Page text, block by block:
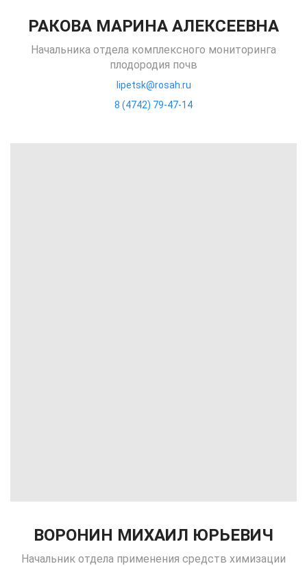
РАКОВА МАРИНА АЛЕКСЕЕВНА
Начальника отдела комплексного мониторинга
плодородия почв
lipetsk@rosah.ru
8 (4742) 79-47-14
ВОРОНИН МИХАИЛ ЮРЬЕВИЧ
Начальник отдела применения средств химизации